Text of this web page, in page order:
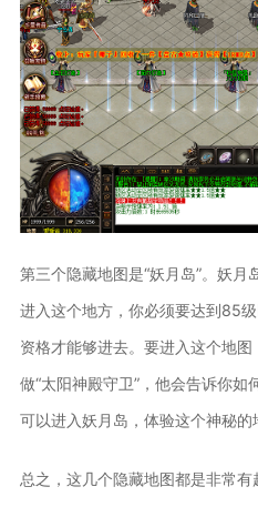
第三个隐藏地图是“妖月岛”。妖
进入这个地方，你必须要达到85
资格才能够进去。要进入这个地
做“太阳神殿守卫”，他会告诉你
可以进入妖月岛，体验这个神秘的
总之，这几个隐藏地图都是非常